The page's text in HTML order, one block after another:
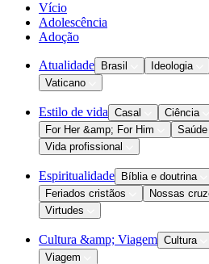
Vício
Adolescência
Adoção
Atualidade Brasil Ideologia
Vaticano
Estilo de vida Casal Ciência
For Her &amp; For Him
Saúde
Vida profissional
Espiritualidade Bíblia e doutrina
Feriados cristãos
Nossas
Virtudes
Cultura &amp; Viagem Cultura
Viagem